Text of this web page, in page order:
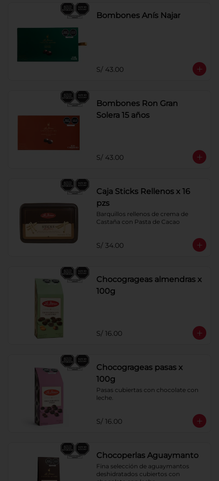
Bombones Anís Najar
S/ 43.00
Bombones Ron Gran
Solera 15 años
S/ 43.00
Caja Sticks Rellenos x 16
pzs
Barquillos rellenos de crema de
Castaña con Pasta de Cacao
S/ 34.00
Chocogrageas almendras x
100g
S/ 16.00
Chocogrageas pasas x
100g
Pasas cubiertas con chocolate con
leche.
S/ 16.00
Chocoperlas Aguaymanto
Fina selección de aguaymantos
deshidratados cubiertos con